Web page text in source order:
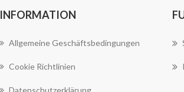
INFORMATION
Allgemeine Geschäftsbedingungen
Cookie Richtlinien
Datenschutzerklärung